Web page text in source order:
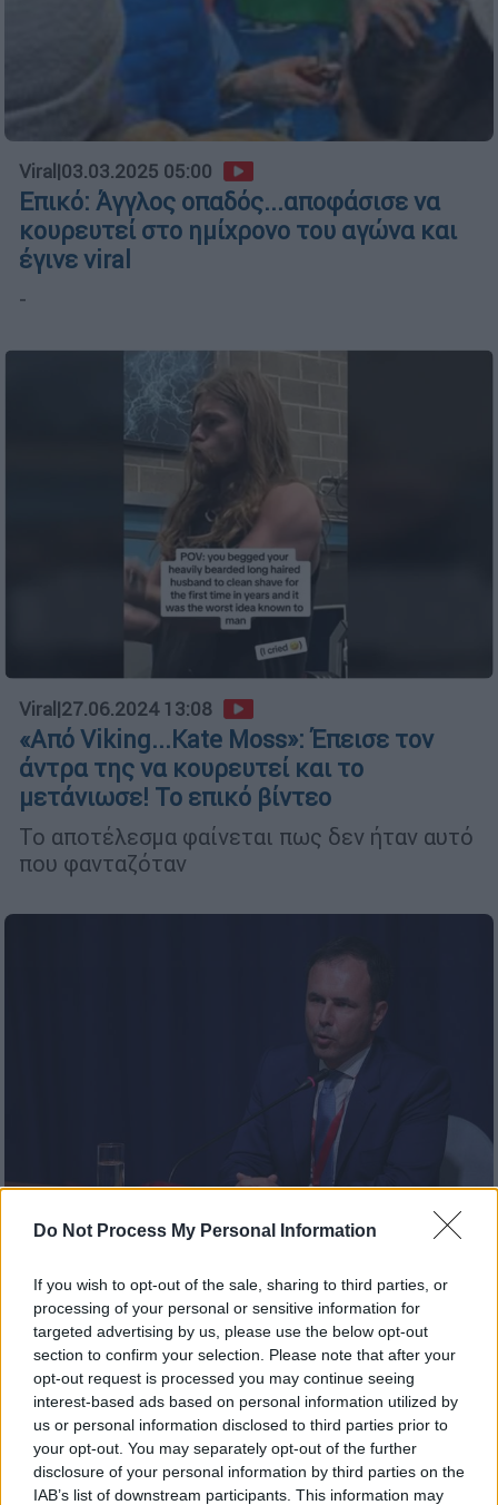
Do Not Process My Personal Information
If you wish to opt-out of the sale, sharing to third parties, or
processing of your personal or sensitive information for
targeted advertising by us, please use the below opt-out
section to confirm your selection. Please note that after your
opt-out request is processed you may continue seeing
interest-based ads based on personal information utilized by
us or personal information disclosed to third parties prior to
your opt-out. You may separately opt-out of the further
disclosure of your personal information by third parties on the
IAB’s list of downstream participants. This information may
Viral |03.03.2025 05:00
Επικό: Άγγλος οπαδός...αποφάσισε να
κουρευτεί στο ημίχρονο του αγώνα και
έγινε viral
-
Viral |27.06.2024 13:08
«Από Viking...Kate Moss»: Έπεισε τον
άντρα της να κουρευτεί και το
μετάνιωσε! Το επικό βίντεο
Το αποτέλεσμα φαίνεται πως δεν ήταν αυτό
που φανταζόταν
Οικονομία 16.03.2023 11:29
Πατέλης για Suisse: Στις ασφαλείς
χώρες η Ελλάδα - Έχει ανακτηθεί η
εμπιστοσύνη στο τραπεζικό μας
σύστημα
Όσα είπε ο επικεφαλής του οικονομικού
γραφείου του Πρωθυπουργού